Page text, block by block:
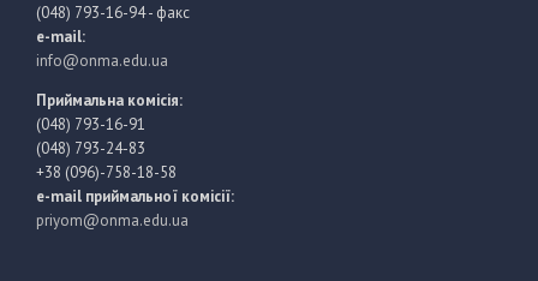
(048) 793-16-94 - факс
e-mail:
info@onma.edu.ua
Приймальна комісія:
(048) 793-16-91
(048) 793-24-83
+38 (096)-758-18-58
e-mail приймальної комісії:
priyom@onma.edu.ua